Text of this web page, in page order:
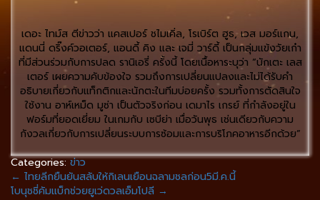
เดอะ ไทม์ส ตีข่าวว่า แคสเปอร์ ชไมเคิ่ล, โรเบิร์ต ฮูธ, เวส มอร์แกน,
แดนนี่ ดริ๊งค์วอเตอร์, แอนดี้ คิง และ เจมี่ วาร์ดี้ เป็นกลุ่มแข้งวัยเก๋า
ที่มีส่วนร่วมกับการปลด รานิเอรี่ ครั้งนี้ โดยเนื้อหาระบุว่า “นักเตะ เลส
เตอร์ เผยความคับข้องใจ รวมถึงการเปลี่ยนแปลงและไม่ได้รับคำ
อธิบายเกี่ยวกับแท็กติกและนักตะในทีมบ่อยครั้ง รวมทั้งการตัดสินใจ
ใช้งาน อาห์เหม็ด มูซ่า เป็นตัวจริงก่อน เดมาไร เกรย์ ที่กำลังอยู่ใน
ฟอร์มที่ยอดเยี่ยม ในเกมกับ เซบีย่า เมื่อวันพุธ เช่นเดียวกับความ
กังวลเกี่ยวกับการเปลี่ยนระบบการซ้อมและการบริโภคอาหารอีกด้วย”
Categories:ข่าว
← ไทยลีกยืนยันสลับให้กิเลนเยือนฉลามชลก่อน5มี.ค.นี้
โบนุชชี่คัมแบ็กช่วยยูเว่ดวลเอ็มโปลี →